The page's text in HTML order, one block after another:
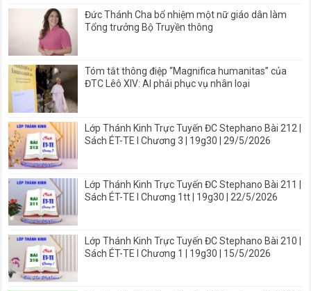
Đức Thánh Cha bổ nhiệm một nữ giáo dân làm
Tổng trưởng Bộ Truyền thông
Tóm tắt thông điệp “Magnifica humanitas” của
ĐTC Lêô XIV: AI phải phục vụ nhân loại
Lớp Thánh Kinh Trực Tuyến ĐC Stephano Bài 212 |
Sách ÉT-TE I Chương 3 | 19g30 | 29/5/2026
Lớp Thánh Kinh Trực Tuyến ĐC Stephano Bài 211 |
Sách ÉT-TE I Chương 1tt | 19g30 | 22/5/2026
Lớp Thánh Kinh Trực Tuyến ĐC Stephano Bài 210 |
Sách ÉT-TE I Chương 1 | 19g30 | 15/5/2026